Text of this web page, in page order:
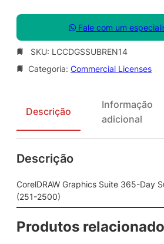
Fale com um
SKU: LCCDGSSUBREN14
Categoria: Commercial Licenses
Descrição
Informação
adicional
Descrição
CorelDRAW Graphics Suite 365-Day
(251-2500)
Produtos